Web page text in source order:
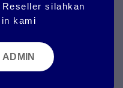
silahkan
kami